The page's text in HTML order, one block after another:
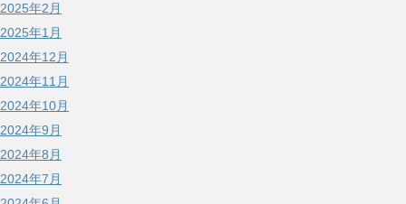
2025年2月
2025年1月
2024年12月
2024年11月
2024年10月
2024年9月
2024年8月
2024年7月